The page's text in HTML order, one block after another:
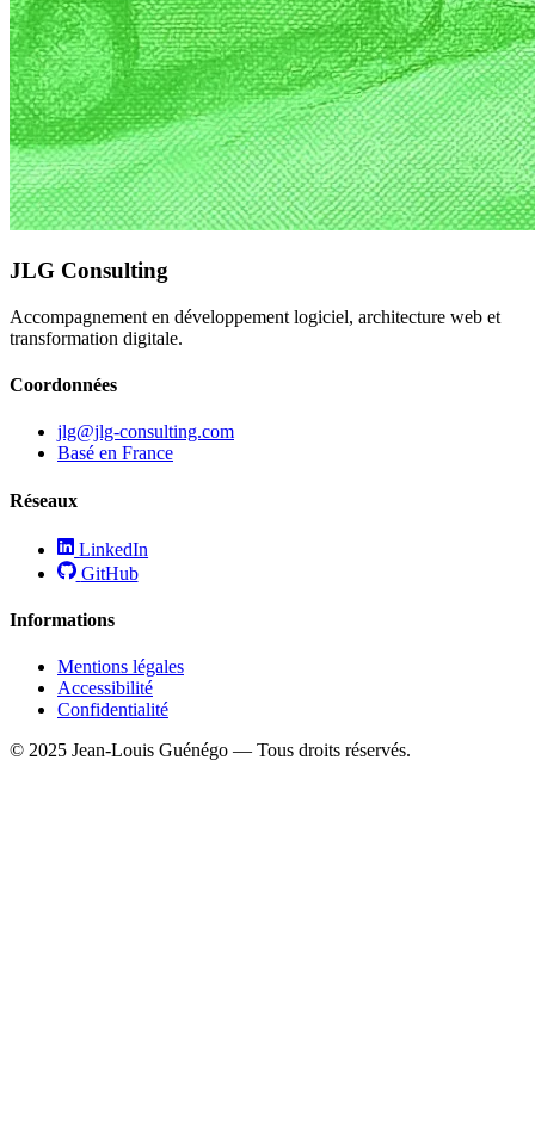
JLG Consulting
Accompagnement en développement logiciel, architecture web et
transformation digitale.
Coordonnées
jlg@jlg-consulting.com
Basé en France
Réseaux
LinkedIn
GitHub
Informations
Mentions légales
Accessibilité
Confidentialité
© 2025 Jean-Louis Guénégo — Tous droits réservés.